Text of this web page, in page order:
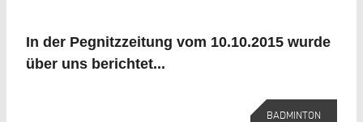
In der Pegnitzzeitung vom 10.10.2015 wurde
über uns berichtet...
BADMINTON